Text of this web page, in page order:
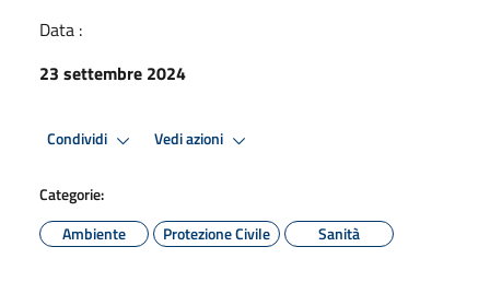
Data :
23 settembre 2024
Condividi Vedi azioni
Categorie:
Ambiente
Protezione Civile Sanità